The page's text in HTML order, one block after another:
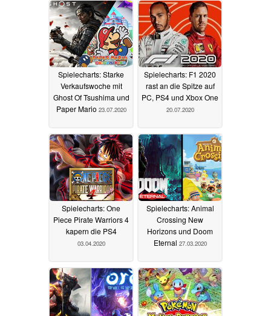
Spielecharts: Starke
Verkaufswoche mit
Ghost Of Tsushima und
Paper Mario 23.07.2020
Spielecharts: F1 2020
rast an die Spitze auf
PC, PS4 und Xbox One
20.07.2020
Spielecharts: One
Piece Pirate Warriors 4
kapern die PS4
03.04.2020
Spielecharts: Animal
Crossing New
Horizons und Doom
Eternal 27.03.2020